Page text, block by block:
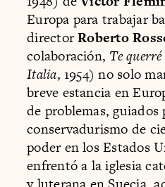
Europa para trabajar
directorRoberto
colaboración, Te
Italia, 1954) no solo
breve estancia en
de problemas, guiados
conservadurismo de
poder en los Estados
enfrentó a la iglesia